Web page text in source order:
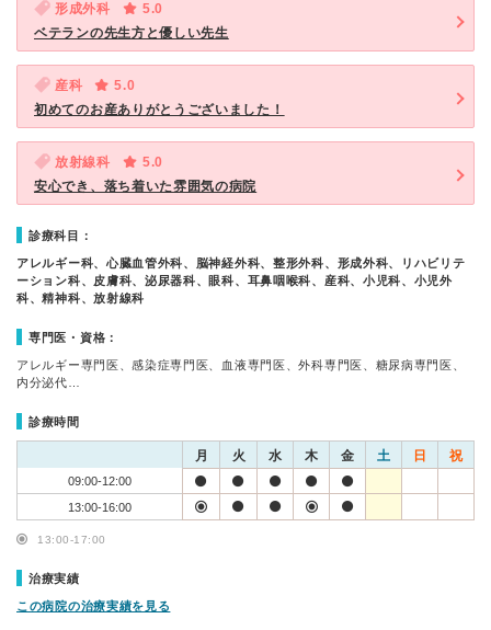
形成外科
5.0
ベテランの先生方と優しい先生
産科
5.0
初めてのお産ありがとうございました！
放射線科
5.0
安心でき、落ち着いた雰囲気の病院
診療科目：
アレルギー科、心臓血管外科、脳神経外科、整形外科、形成外科、リハビリテ
ーション科、皮膚科、泌尿器科、眼科、耳鼻咽喉科、産科、小児科、小児外
科、精神科、放射線科
専門医・資格：
アレルギー専門医、感染症専門医、血液専門医、外科専門医、糖尿病専門医、
内分泌代…
診療時間
月 火 水 木 金 土 日 祝
09:00-12:00
13:00-16:00
13:00-17:00
治療実績
この病院の治療実績を見る